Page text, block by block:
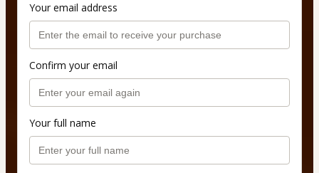
Your email address
Confirm your email
Your full name